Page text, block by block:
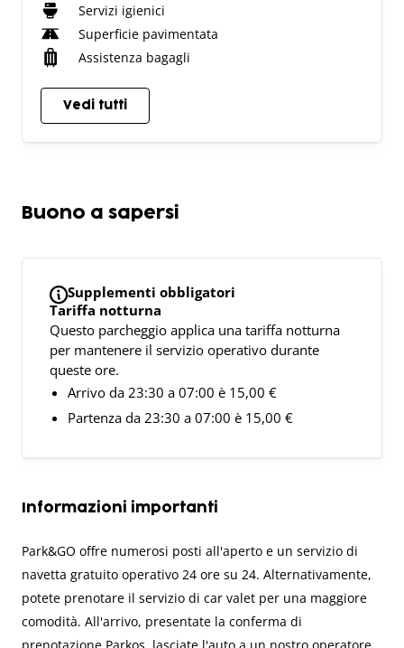
Servizi igienici
Superficie pavimentata
Assistenza bagagli
Vedi tutti
Buono a sapersi
Supplementi obbligatori
Tariffa notturna
Questo parcheggio applica una tariffa notturna
per mantenere il servizio operativo durante
queste ore.
Arrivo da 23:30 a 07:00 è 15,00 €
Partenza da 23:30 a 07:00 è 15,00 €
Informazioni importanti
Park&GO offre numerosi posti all'aperto e un servizio di
navetta gratuito operativo 24 ore su 24. Alternativamente,
potete prenotare il servizio di car valet per una maggiore
comodità. All'arrivo, presentate la conferma di
prenotazione Parkos, lasciate l'auto a un nostro operatore